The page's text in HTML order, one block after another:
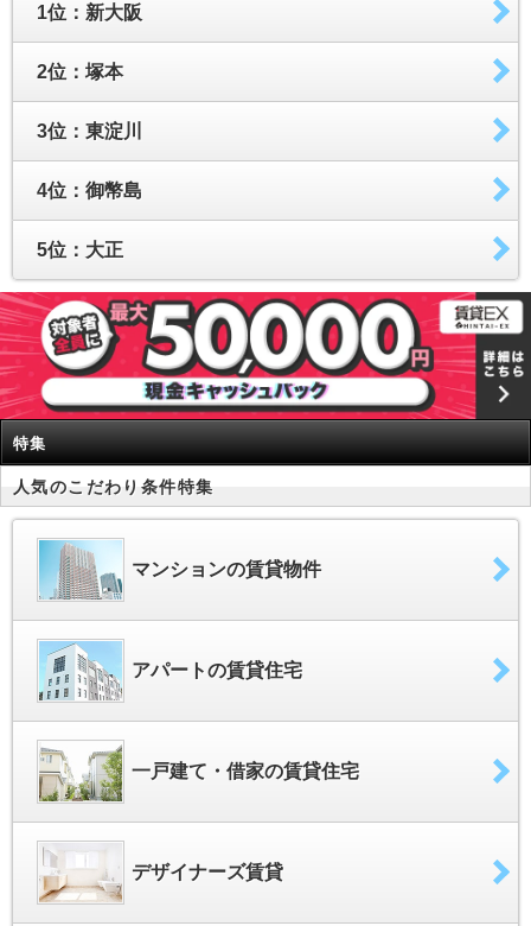
1位：新大阪
2位：塚本
3位：東淀川
4位：御幣島
5位：大正
特集
人気のこだわり条件特集
マンションの賃貸物件
アパートの賃貸住宅
一戸建て・借家の賃貸住宅
デザイナーズ賃貸